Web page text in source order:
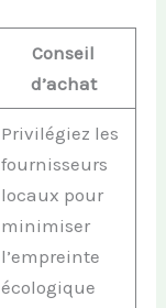
Conseil
d’achat
Privilégiez les
fournisseurs
locaux pour
minimiser
l’empreinte
écologique